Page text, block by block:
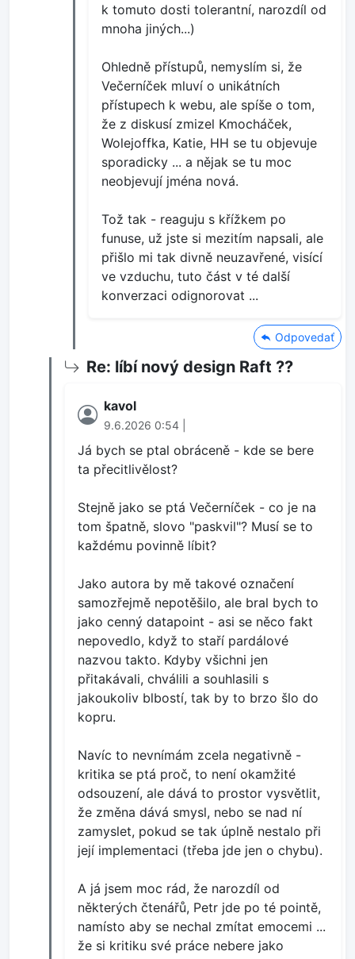
k tomuto dosti tolerantní, narozdíl od
mnoha jiných...)
Ohledně přístupů, nemyslím si, že
Večerníček mluví o unikátních
přístupech k webu, ale spíše o tom,
že z diskusí zmizel Kmocháček,
Wolejoffka, Katie, HH se tu objevuje
sporadicky ... a nějak se tu moc
neobjevují jména nová.
Tož tak - reaguju s křížkem po
funuse, už jste si mezitím napsali, ale
přišlo mi tak divně neuzavřené, visící
ve vzduchu, tuto část v té další
konverzaci odignorovat ...
Odpovedať
Re: líbí nový design Raft ??
kavol
9.6.2026 0:54 |
Já bych se ptal obráceně - kde se bere
ta přecitlivělost?
Stejně jako se ptá Večerníček - co je na
tom špatně, slovo "paskvil"? Musí se to
každému povinně líbit?
Jako autora by mě takové označení
samozřejmě nepotěšilo, ale bral bych to
jako cenný datapoint - asi se něco fakt
nepovedlo, když to staří pardálové
nazvou takto. Kdyby všichni jen
přitakávali, chválili a souhlasili s
jakoukoliv blbostí, tak by to brzo šlo do
kopru.
Navíc to nevnímám zcela negativně -
kritika se ptá proč, to není okamžité
odsouzení, ale dává to prostor vysvětlit,
že změna dává smysl, nebo se nad ní
zamyslet, pokud se tak úplně nestalo při
její implementaci (třeba jde jen o chybu).
A já jsem moc rád, že narozdíl od
některých čtenářů, Petr jde po té pointě,
namísto aby se nechal zmítat emocemi ...
že si kritiku své práce nebere jako